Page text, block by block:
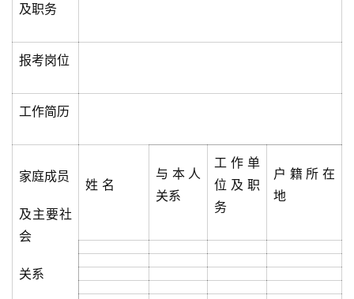
及职务
报考岗位
工作简历
家庭成员
及主要社
会
关系
姓 名
与本人
关系
工作单
位及职
务
户籍所在
地